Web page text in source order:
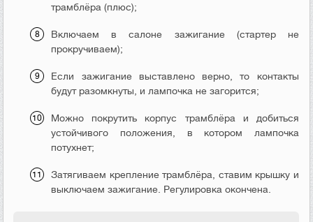
трамблёра (плюс);
Включаем в салоне зажигание (стартер не
прокручиваем);
Если зажигание выставлено верно, то контакты
будут разомкнуты, и лампочка не загорится;
Можно покрутить корпус трамблёра и добиться
устойчивого положения, в котором лампочка
потухнет;
Затягиваем крепление трамблёра, ставим крышку и
выключаем зажигание. Регулировка окончена.